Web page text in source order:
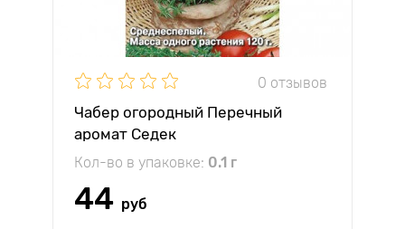
0 отзывов
Чабер огородный Перечный
аромат Седек
Кол-во в упаковке: 0.1 г
44 руб